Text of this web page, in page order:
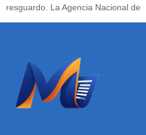
resguardo. La Agencia Nacional de